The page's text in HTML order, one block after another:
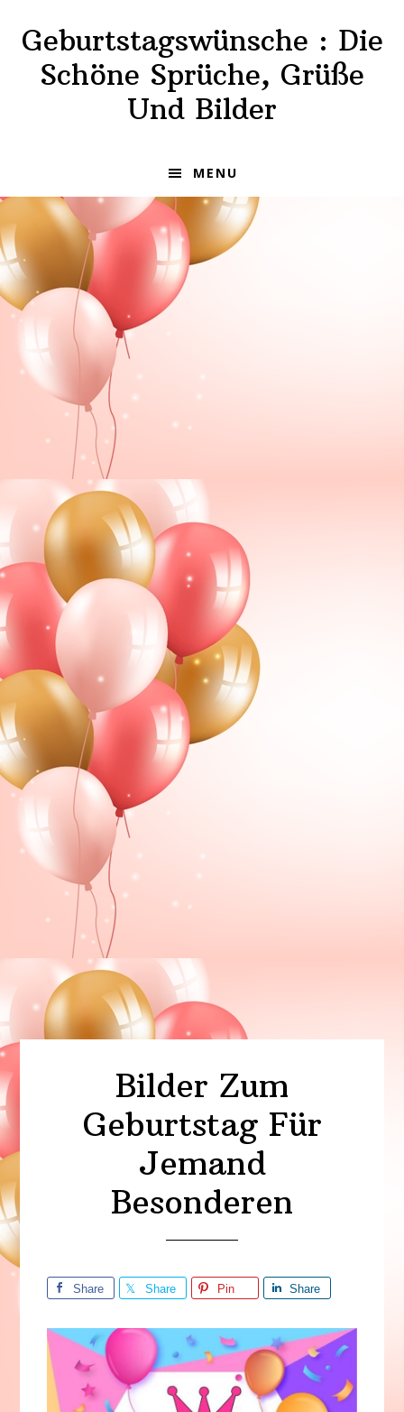
navigation
content
Geburtstagswünsche : Die
Schöne Sprüche, Grüße
Und Bilder
MENU
Bilder Zum
Geburtstag Für
Jemand
Besonderen
Share Share Pin Share